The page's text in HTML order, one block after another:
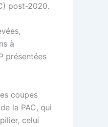
post-2020.
à
présentées
coupes
la PAC, qui
celui